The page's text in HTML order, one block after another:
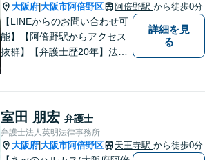
大阪府 大阪市阿倍野区 阿倍野駅 から徒歩0分
【LINEからのお問い合わせ可
能】【阿倍野駅からアクセス
抜群】【弁護士歴20年】法テ
トップ対応が強み！交通事故
／遺産分割／離婚／債務整理
／その他
詳細を見
る
室田 朋宏 弁護士
弁護士法人英明法律事務所
大阪府 大阪市阿倍野区 天王寺駅 から徒歩0分